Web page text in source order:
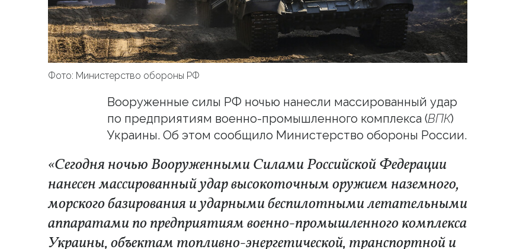
Фото: Министерство обороны РФ
Вооруженные силы РФ ночью нанесли массированный удар
по предприятиям военно-промышленного комплекса (ВПК)
Украины. Об этом сообщило Министерство обороны России.
«Сегодня ночью Вооруженными Силами Российской Федерации
нанесен массированный удар высокоточным оружием наземного,
морского базирования и ударными беспилотными летательными
аппаратами по предприятиям военно-промышленного комплекса
Украины, объектам топливно-энергетической, транспортной и